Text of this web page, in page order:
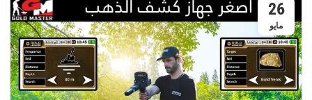
26
مايو